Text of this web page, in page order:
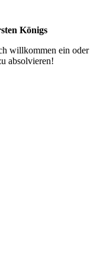
Königs
willkommen ein oder
absolvieren!